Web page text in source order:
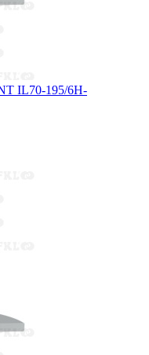
IL70-195/6H-